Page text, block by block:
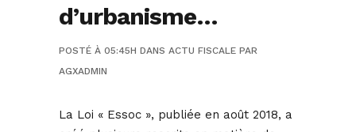
d’urbanisme…
POSTÉ À 05:45H DANS ACTU FISCALE PAR
AGXADMIN
La Loi « Essoc », publiée en août 2018, a